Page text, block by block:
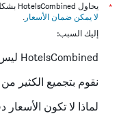
*
يحاول HotelsCombined بشكل دائم الحصول على الأسعار الدقيقة، ولكن
لا يمكن ضمان الأسعار .
إليك السبب:
HotelsCombined ليس البائع
نقوم بتجميع الكثير من
لماذا لا تكون الأسعار